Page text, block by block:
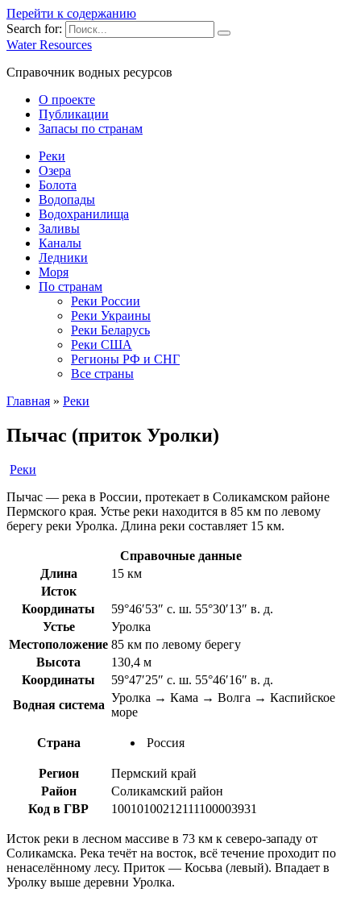
Перейти к содержанию
Search for:
Water Resources
Справочник водных ресурсов
О проекте
Публикации
Запасы по странам
Реки
Озера
Болота
Водопады
Водохранилища
Заливы
Каналы
Ледники
Моря
По странам
Реки России
Реки Украины
Реки Беларусь
Реки США
Регионы РФ и СНГ
Все страны
Главная » Реки
Пычас (приток Уролки)
Реки
Пычас — река в России, протекает в Соликамском районе
Пермского края. Устье реки находится в 85 км по левому
берегу реки Уролка. Длина реки составляет 15 км.
Справочные данные
Длина
15 км
Исток
Координаты
59°46′53″ с. ш. 55°30′13″ в. д.
Устье
Уролка
Местоположение 85 км по левому берегу
Высота
130,4 м
Координаты
59°47′25″ с. ш. 55°46′16″ в. д.
Водная система
Уролка → Кама → Волга → Каспийское
море
Страна Россия
Регион
Пермский край
Район
Соликамский район
Код в ГВР
10010100212111100003931
Исток реки в лесном массиве в 73 км к северо-западу от
Соликамска. Река течёт на восток, всё течение проходит по
ненаселённому лесу. Приток — Косьва (левый). Впадает в
Уролку выше деревни Уролка.